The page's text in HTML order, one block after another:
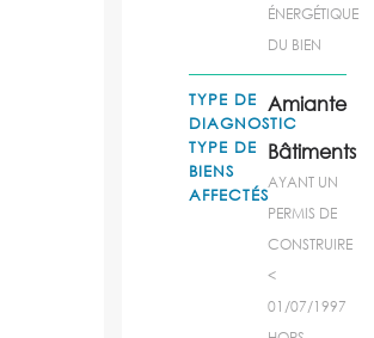
ÉNERGÉTIQUE
DU BIEN
TYPE DE
DIAGNOSTIC
Amiante
TYPE DE
BIENS
AFFECTÉS
Bâtiments
AYANT UN
PERMIS DE
CONSTRUIRE
<
01/07/1997